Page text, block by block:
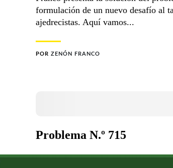
formulación de un nuevo desafío al
ajedrecistas. Aquí vamos...
POR ZENÓN FRANCO
Problema N.º 715